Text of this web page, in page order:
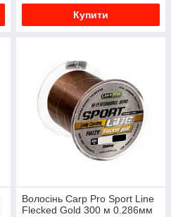
Купити
Волосінь Carp Pro Sport Line
Flecked Gold 300 м 0.286мм